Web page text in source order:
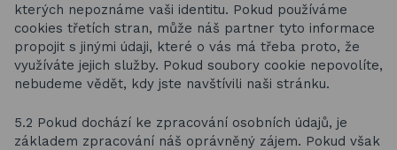
kterých nepoznáme vaši identitu. Pokud používáme
cookies třetích stran, může náš partner tyto informace
propojit s jinými údaji, které o vás má třeba proto, že
využíváte jejich služby. Pokud soubory cookie nepovolíte,
nebudeme vědět, kdy jste navštívili naši stránku.
5.2 Pokud dochází ke zpracování osobních údajů, je
základem zpracování náš oprávněný zájem. Pokud však